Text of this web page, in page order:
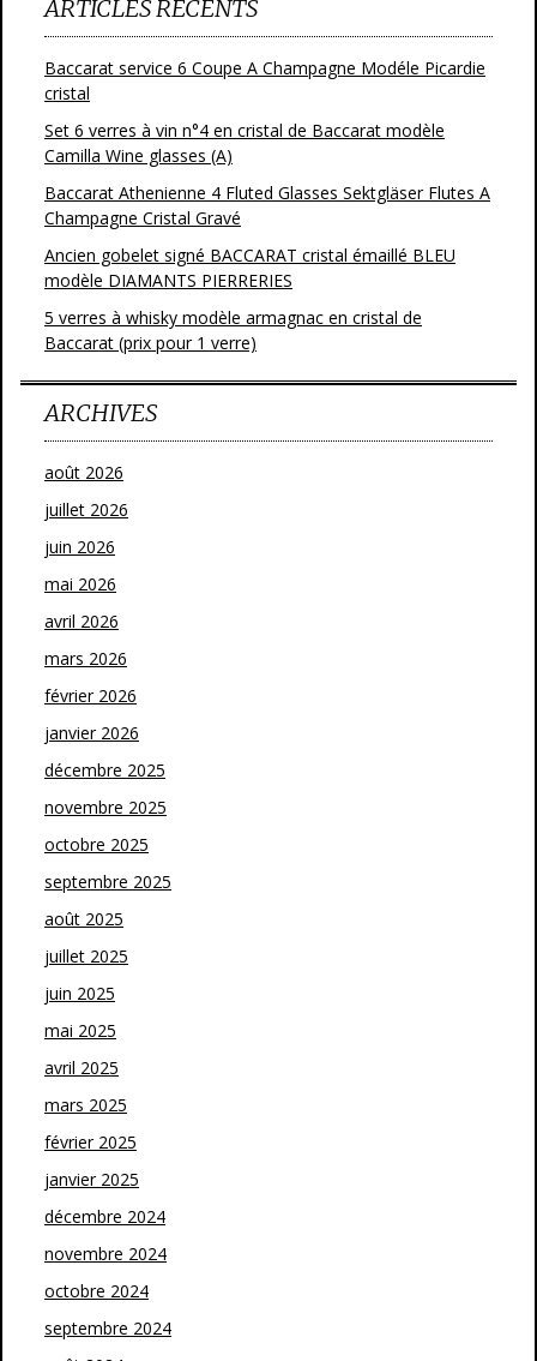
ARTICLES RÉCENTS
Baccarat service 6 Coupe A Champagne Modéle Picardie
cristal
Set 6 verres à vin n°4 en cristal de Baccarat modèle
Camilla Wine glasses (A)
Baccarat Athenienne 4 Fluted Glasses Sektgläser Flutes A
Champagne Cristal Gravé
Ancien gobelet signé BACCARAT cristal émaillé BLEU
modèle DIAMANTS PIERRERIES
5 verres à whisky modèle armagnac en cristal de
Baccarat (prix pour 1 verre)
ARCHIVES
août 2026
juillet 2026
juin 2026
mai 2026
avril 2026
mars 2026
février 2026
janvier 2026
décembre 2025
novembre 2025
octobre 2025
septembre 2025
août 2025
juillet 2025
juin 2025
mai 2025
avril 2025
mars 2025
février 2025
janvier 2025
décembre 2024
novembre 2024
octobre 2024
septembre 2024